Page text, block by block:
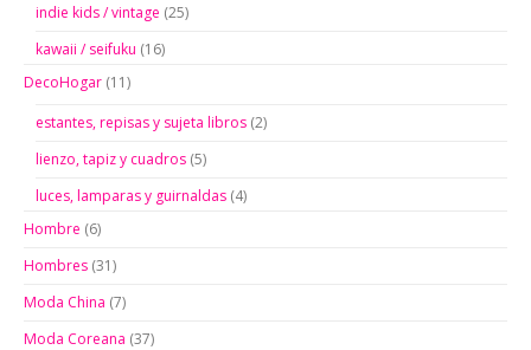
indie kids / vintage (25)
kawaii / seifuku (16)
DecoHogar (11)
estantes, repisas y sujeta libros (2)
lienzo, tapiz y cuadros (5)
luces, lamparas y guirnaldas (4)
Hombre (6)
Hombres (31)
Moda China (7)
Moda Coreana (37)